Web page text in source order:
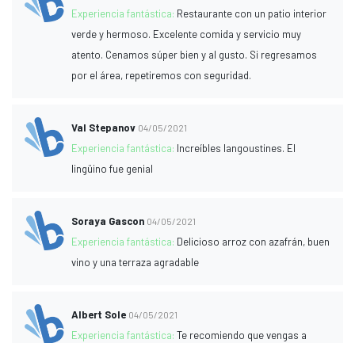
Experiencia fantástica: Restaurante con un patio interior
verde y hermoso. Excelente comida y servicio muy
atento. Cenamos súper bien y al gusto. Si regresamos
por el área, repetiremos con seguridad.
Val Stepanov 04/05/2021
Experiencia fantástica: Increíbles langoustines. El
lingüino fue genial
Soraya Gascon 04/05/2021
Experiencia fantástica: Delicioso arroz con azafrán, buen
vino y una terraza agradable
Albert Sole 04/05/2021
Experiencia fantástica:Te recomiendo que vengas a